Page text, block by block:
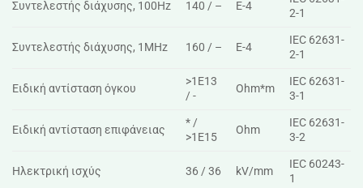
Συντελεστής διάχυσης, 100Hz 140 / – E-4
2-1
Συντελεστής διάχυσης, 1MHz 160 / – E-4
IEC 62631-
2-1
Ειδική αντίσταση όγκου
>1E13
/ -
Ohm*m
IEC 62631-
3-1
Ειδική αντίσταση επιφάνειας
* /
>1E15
Ohm
IEC 62631-
3-2
Ηλεκτρική ισχύς 36 / 36 kV/mm
IEC 60243-
1